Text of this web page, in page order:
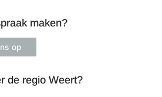
maken?
op
de regio Weert?